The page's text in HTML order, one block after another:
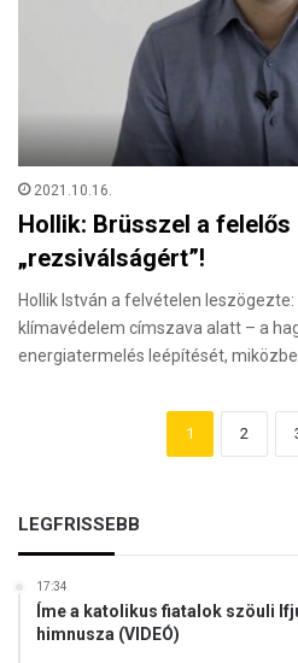
2021.10.16.
Hollik: Brüsszel a felelős
„rezsiválságért”!
Hollik István a felvételen
klímavédelem címszava alatt – a
energiatermelés leépítését,
1 2
LEGFRISSEBB
17:34
Íme a katolikus fiatalok szöuli
himnusza (VIDEÓ)